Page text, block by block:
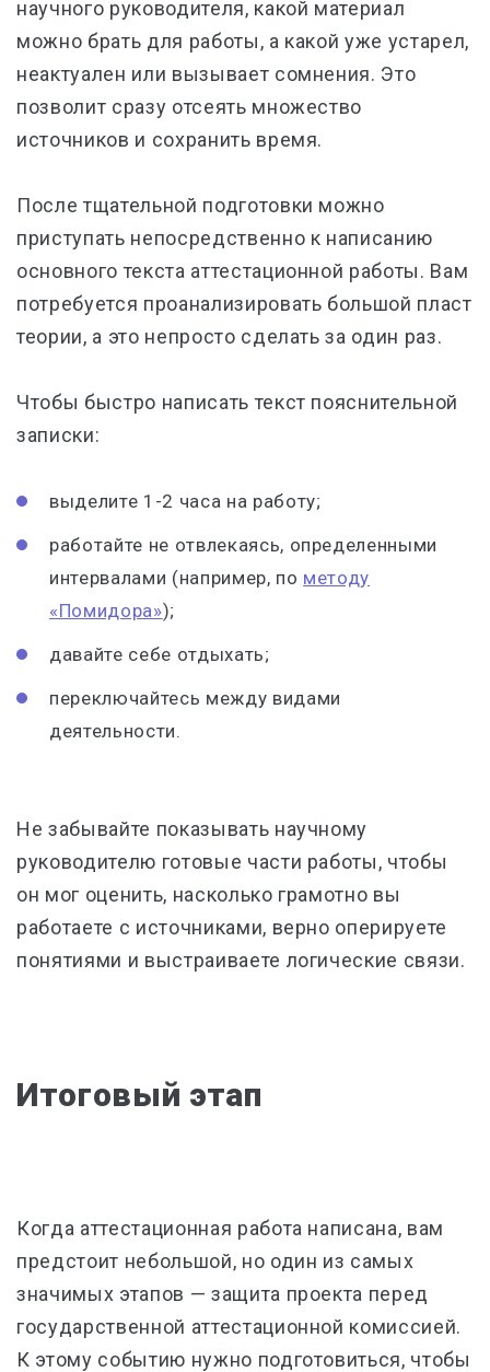
научного руководителя, какой материал
можно брать для работы, а какой уже устарел,
неактуален или вызывает сомнения. Это
позволит сразу отсеять множество
источников и сохранить время.
После тщательной подготовки можно
приступать непосредственно к написанию
основного текста аттестационной работы. Вам
потребуется проанализировать большой пласт
теории, а это непросто сделать за один раз.
Чтобы быстро написать текст пояснительной
записки:
выделите 1-2 часа на работу;
работайте не отвлекаясь, определенными
интервалами (например, по методу
«Помидора»);
давайте себе отдыхать;
переключайтесь между видами
деятельности.
Не забывайте показывать научному
руководителю готовые части работы, чтобы
он мог оценить, насколько грамотно вы
работаете с источниками, верно оперируете
понятиями и выстраиваете логические связи.
Итоговый этап
Когда аттестационная работа написана, вам
предстоит небольшой, но один из самых
значимых этапов — защита проекта перед
государственной аттестационной комиссией.
К этому событию нужно подготовиться, чтобы